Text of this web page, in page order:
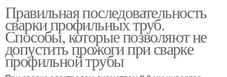
Правильная последовательность
сварки профильных труб.
Способы, которые позволяют не
допустить прожоги при сварке
профильной трубы